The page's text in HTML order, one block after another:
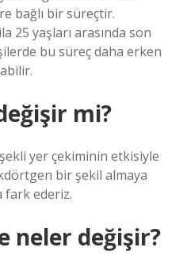
bağlı bir süreçtir.
25 yaşları arasında son
bu süreç daha erken
mi?
yer çekiminin etkisiyle
bir şekil almaya
fark ederiz.
neler değişir?